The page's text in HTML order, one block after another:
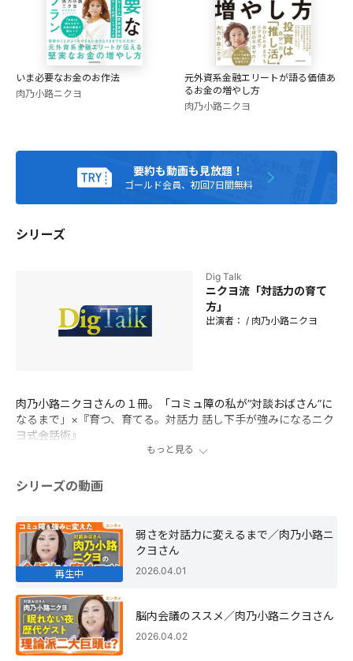
ニューレディー/コラムニスト/YouTuber/クイズおばさん 慶應
義塾大学在学中の1996年より女装を開始する。1999年ドラ
ァグクイーンの全国大会DIVA JAPANにて初代Miss.DIVA
JAPANの座に輝き、以後ショウガールとして活動。会社員と
しては主に銀行と保険会社でキャリアを積む。 セクシャルマ
イノリティーとしての葛藤で苦しんだ青少年期とショウガー
ル、ゲイバーのママ、会社員時代に鍛えた人間観察力を活か
いま必要なお金のお作法
肉乃小路ニクヨ
元外資系金融エリートが語る価値あ
るお金の増やし方
肉乃小路ニクヨ
要約も動画も見放題！
ゴールド会員、初回7日間無料
シリーズ
Dig Talk
ニクヨ流「対話力の育て
方」
出演者： / 肉乃小路ニクヨ
肉乃小路ニクヨさんの１冊。「コミュ障の私が”対談おばさん”に
なるまで」×『育つ、育てる。対話力 話し下手が強みになるニク
ヨ式会話術』
もっと見る
シリーズの動画
再生中
弱さを対話力に変えるまで／肉乃小路ニ
クヨさん
2026.04.01
脳内会議のススメ／肉乃小路ニクヨさん
2026.04.02